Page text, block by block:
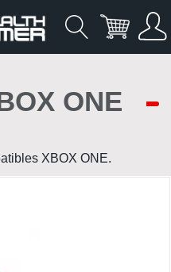
ONE
XBOX ONE.